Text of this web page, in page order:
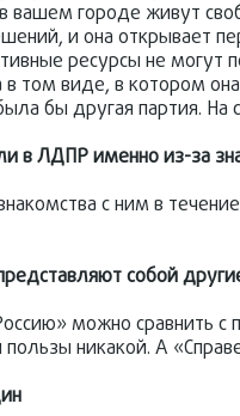
вашем городе живут
и она открывает
ресурсы не могут
том виде, в котором
бы другая партия.
в ЛДПР именно из-за
с ним в
собой
можно сравнить
никакой. А